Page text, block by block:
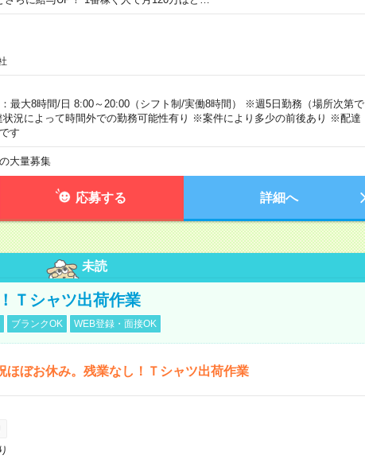
最大8時間/日 8:00～20:00（シフト制/実働8時間） ※週5日勤務（場所次第で
況によって時間外での勤務可能性有り ※案件により多少の前後あり ※配達
す
大量募集
応募する 詳細へ
未読
Ｔシャツ出荷作業
ブランクOK WEB登録・面接OK
ほぼお休み。残業なし！Ｔシャツ出荷作業